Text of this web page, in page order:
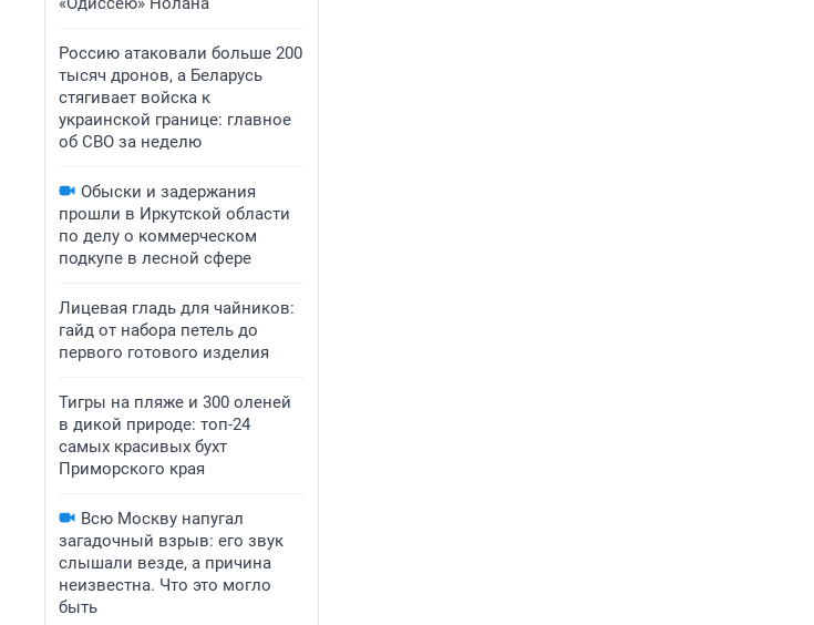
Россию атаковали больше 200
тысяч дронов, а Беларусь
стягивает войска к
украинской границе: главное
об СВО за неделю
Обыски и задержания
прошли в Иркутской области
по делу о коммерческом
подкупе в лесной сфере
Лицевая гладь для чайников:
гайд от набора петель до
первого готового изделия
Тигры на пляже и 300 оленей
в дикой природе: топ-24
самых красивых бухт
Приморского края
Всю Москву напугал
загадочный взрыв: его звук
слышали везде, а причина
неизвестна. Что это могло
быть